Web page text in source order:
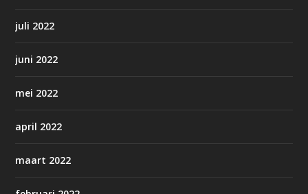
juli 2022
juni 2022
mei 2022
april 2022
maart 2022